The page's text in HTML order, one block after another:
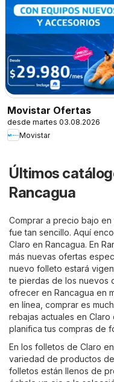
Movistar Ofertas
desde martes 03.08.2026
Movistar
Últimos
Rancagua
Comprar a precio bajo en
fue tan sencillo. Aquí
Claro en Rancagua. En
más nuevas ofertas
nuevo folleto estará
te pierdas de los nuevos
ofrecer en Rancagua en
en línea, comprar es
rebajas actuales en
planifica tus compras de
En los folletos de Claro
variedad de productos
folletos están llenos de